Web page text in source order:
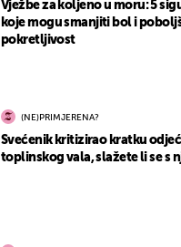
Vježbe za koljeno u moru: 5
koje mogu smanjiti bol i
pokretljivost
(NE)PRIMJERENA?
Svećenik kritizirao kratku
toplinskog vala, slažete li se s